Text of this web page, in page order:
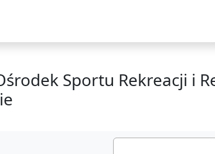
Sportu Rekreacji i